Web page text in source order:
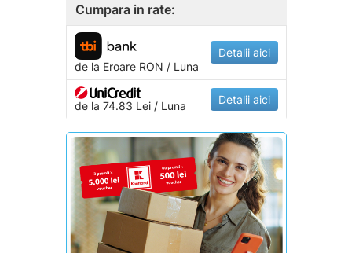
Cumpara in rate:
de la EroareRON / Luna
Detalii aici
de la 74.83 Lei / Luna Detalii aici